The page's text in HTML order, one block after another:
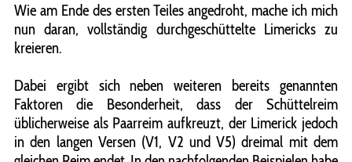
Wie am Ende des ersten Teiles angedroht, mache ich mich
nun daran, vollständig durchgeschüttelte Limericks zu
kreieren.
Dabei ergibt sich neben weiteren bereits genannten
Faktoren die Besonderheit, dass der Schüttelreim
üblicherweise als Paarreim aufkreuzt, der Limerick jedoch
in den langen Versen (V1, V2 und V5) dreimal mit dem